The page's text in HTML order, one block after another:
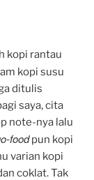
kopi rantau
kopi susu
ditulis
saya, cita
note-nya lalu
foodpun kopi
varian kopi
coklat. Tak